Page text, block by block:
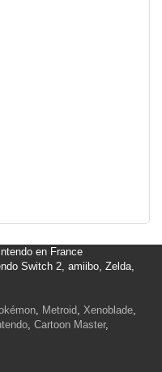
en France
Switch 2, amiibo, Zelda,
, Metroid, Xenoblade,
, Cartoon Master,